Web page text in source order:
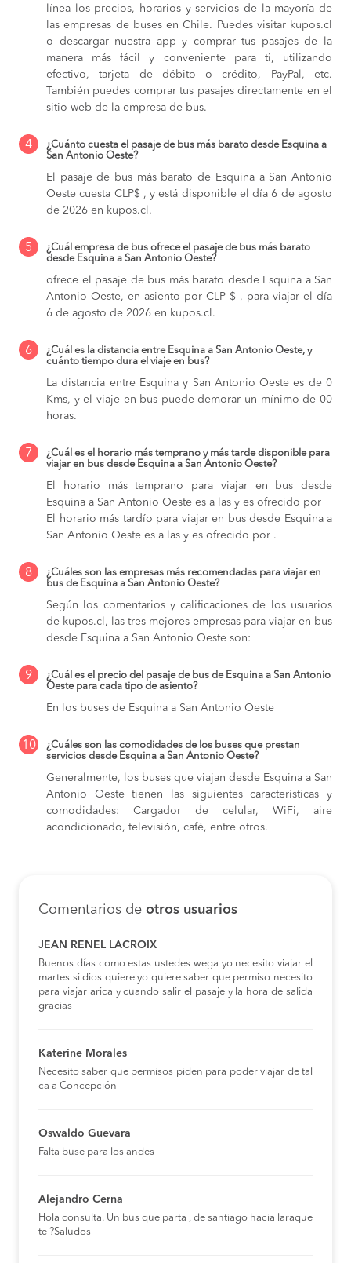
línea los precios, horarios y servicios de la mayoría de
las empresas de buses en Chile. Puedes visitar kupos.cl
o descargar nuestra app y comprar tus pasajes de la
manera más fácil y conveniente para ti, utilizando
efectivo, tarjeta de débito o crédito, PayPal, etc.
También puedes comprar tus pasajes directamente en el
sitio web de la empresa de bus.
4
¿Cuánto cuesta el pasaje de bus más barato desde Esquina a
San Antonio Oeste?
El pasaje de bus más barato de Esquina a San Antonio
Oeste cuesta CLP$ , y está disponible el día 6 de agosto
de 2026 en kupos.cl.
5
¿Cuál empresa de bus ofrece el pasaje de bus más barato
desde Esquina a San Antonio Oeste?
ofrece el pasaje de bus más barato desde Esquina a San
Antonio Oeste, en asiento por CLP $ , para viajar el día
6 de agosto de 2026 en kupos.cl.
6
¿Cuál es la distancia entre Esquina a San Antonio Oeste, y
cuánto tiempo dura el viaje en bus?
La distancia entre Esquina y San Antonio Oeste es de 0
Kms, y el viaje en bus puede demorar un mínimo de 00
horas.
7
¿Cuál es el horario más temprano y más tarde disponible para
viajar en bus desde Esquina a San Antonio Oeste?
El horario más temprano para viajar en bus desde
Esquina a San Antonio Oeste es a las y es ofrecido por
El horario más tardío para viajar en bus desde Esquina a
San Antonio Oeste es a las y es ofrecido por .
8
¿Cuáles son las empresas más recomendadas para viajar en
bus de Esquina a San Antonio Oeste?
Según los comentarios y calificaciones de los usuarios
de kupos.cl, las tres mejores empresas para viajar en bus
desde Esquina a San Antonio Oeste son:
9
¿Cuál es el precio del pasaje de bus de Esquina a San Antonio
Oeste para cada tipo de asiento?
En los buses de Esquina a San Antonio Oeste
10
¿Cuáles son las comodidades de los buses que prestan
servicios desde Esquina a San Antonio Oeste?
Generalmente, los buses que viajan desde Esquina a San
Antonio Oeste tienen las siguientes características y
comodidades: Cargador de celular, WiFi, aire
acondicionado, televisión, café, entre otros.
Comentarios de otros usuarios
JEAN RENEL LACROIX
Buenos días como estas ustedes wega yo necesito viajar el
martes si dios quiere yo quiere saber que permiso necesito
para viajar arica y cuando salir el pasaje y la hora de salida
gracias
Katerine Morales
Necesito saber que permisos piden para poder viajar de tal
ca a Concepción
Oswaldo Guevara
Falta buse para los andes
Alejandro Cerna
Hola consulta. Un bus que parta , de santiago hacia laraque
te ?Saludos